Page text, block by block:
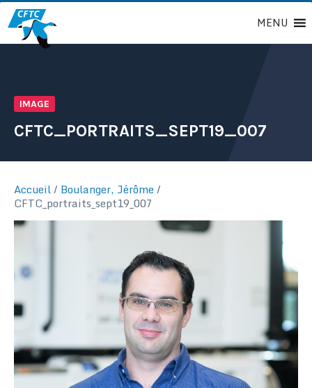
Passer
au
contenu
MENU
IMAGE
CFTC_PORTRAITS_SEPT19_007
Accueil/ Boulanger, Jérôme /
CFTC_portraits_sept19_007